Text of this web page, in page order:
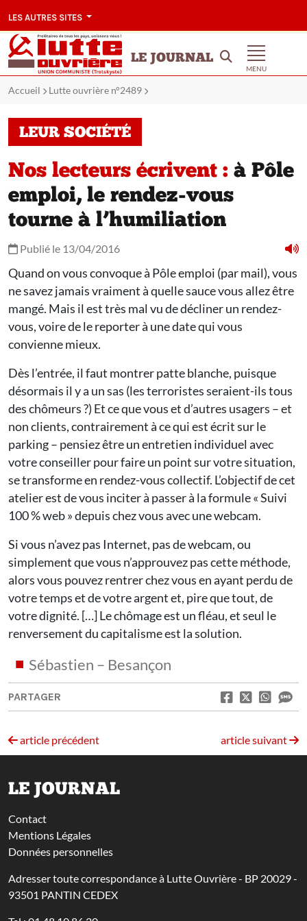
LES AUTRES SITES
LE JOURNAL
MENU
Accueil Lutte ouvrière n°2489
LEUR SOCIÉTÉ
Nos lecteurs écrivent : à Pôle
emploi, le rendez-vous
tourne à l’humiliation
Publié le 13/04/2016
Quand on vous convoque à Pôle emploi (par mail), vous
ne savez jamais vraiment à quelle sauce vous allez être
mangé. Mais il est très mal vu de décliner un rendez-
vous, voire de le reporter à une date qui vous
convienne mieux.
Dès l’entrée, il faut montrer patte blanche, puisque
désormais il y a un sas (les terroristes seraient-ils tous
des chômeurs ?) Et ce que vous et d’autres usagers – et
non clients, contrairement à ce qui est écrit sur le
parking – pensiez être un entretien individuel avec
votre conseiller pour faire un point sur votre situation,
se transforme en rendez-vous collectif. L’objectif de cet
atelier est de vous inciter à passer à la formule « Suivi
100 % web » depuis chez vous avec une webcam.
Si vous n’avez pas Internet, pas de webcam, ou
simplement que vous n’approuvez pas cette méthode,
alors vous pouvez rentrer chez vous en ayant perdu de
votre temps et de votre argent et, pire que tout, de
votre dignité. […] Le chômage est un fléau, et seul le
renversement du capitalisme est la solution.
Sébastien – Besançon
PARTAGER
article précédent article suivant
LE JOURNAL
Contact
Mentions Légales
Données personnelles
Adresser toute correspondance à Lutte Ouvrière - BP 20029 -
93501 PANTIN CEDEX